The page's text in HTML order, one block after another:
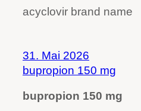
acyclovir brand name
31. Mai 2026
bupropion 150 mg
bupropion 150 mg